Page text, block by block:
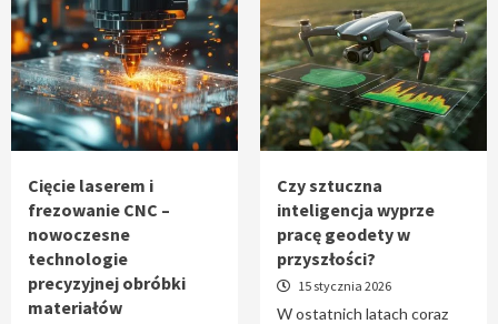
4
Czy sztuczna inteligencja wyprze pracę
geodety w przyszłości?
5
Tworzenie aplikacji internetowych – jak
powstają nowoczesne rozwiązania cyfrowe
Cięcie laserem i
frezowanie CNC –
nowoczesne
technologie
precyzyjnej obróbki
materiałów
Czy sztuczna
inteligencja wyprze
pracę geodety w
przyszłości?
15 stycznia 2026
W ostatnich latach coraz